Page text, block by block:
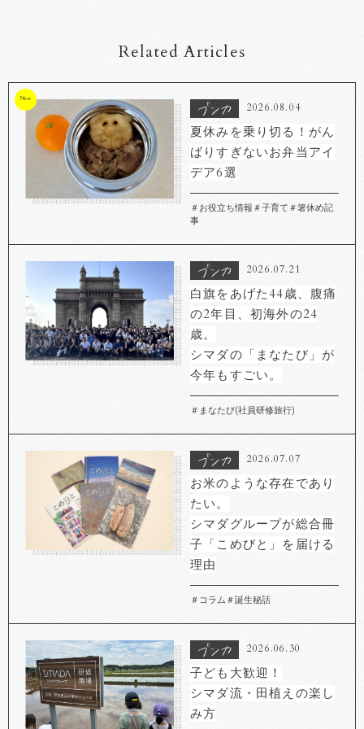
Related Articles
New
2026.08.04
夏休みを乗り切る！がん
ばりすぎないお弁当アイ
デア6選
＃お役立ち情報＃子育て ＃箸休め記
事
2026.07.21
白旗をあげた44歳、腹痛
の2年目、初海外の24
歳。
シマダの「まなたび」が
今年もすごい。
＃まなたび(社員研修旅行)
2026.07.07
お米のような存在であり
たい。
シマダグループが総合冊
子「こめびと」を届ける
理由
＃コラム ＃誕生秘話
2026.06.30
子ども大歓迎！
シマダ流・田植えの楽し
み方